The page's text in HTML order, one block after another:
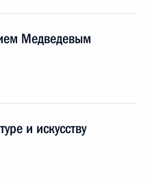
Медведевым
и искусству